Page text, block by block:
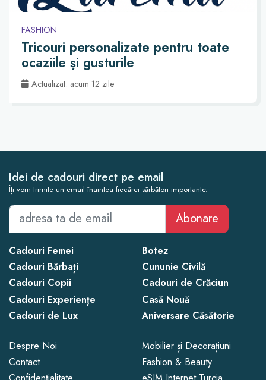
FASHION
Tricouri personalizate pentru toate
ocaziile și gusturile
Actualizat: acum 12 zile
Idei de cadouri direct pe email
Îți vom trimite un email înaintea fiecărei sărbători importante.
Abonare
Cadouri Femei
Cadouri Bărbați
Cadouri Copii
Cadouri Experiențe
Cadouri de Lux
Botez
Cununie Civilă
Cadouri de Crăciun
Casă Nouă
Aniversare Căsătorie
Despre Noi
Contact
Mobilier și Decorațiuni
Fashion & Beauty